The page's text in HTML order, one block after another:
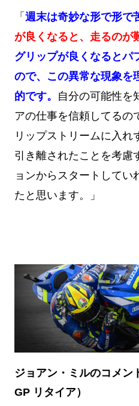
「 週末は奇妙な形で形で
が良くなると、走るのが
グリップが良くなるとパ
ので、この異常な現象を
的です。 自分の可能性を
アの仕事を信頼してるの
リップストリームに入れ
引き離されたことを考慮
ョンからスタートしてい
たと思います。」
ジョアン・ミルのコメン
GP リタイア）